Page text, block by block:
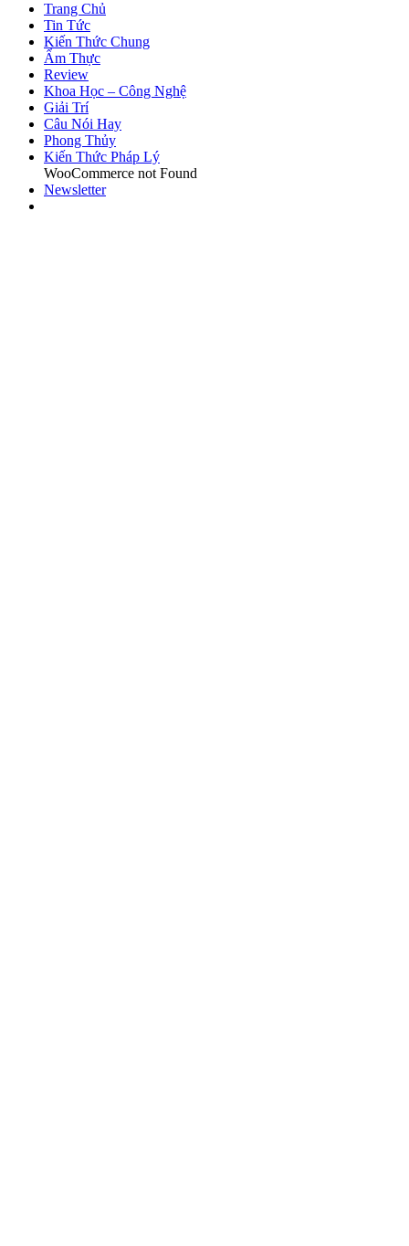
Trang Chủ
Tin Tức
Kiến Thức Chung
Ẩm Thực
Review
Khoa Học – Công Nghệ
Giải Trí
Câu Nói Hay
Phong Thủy
Kiến Thức Pháp Lý
WooCommerce not Found
Newsletter